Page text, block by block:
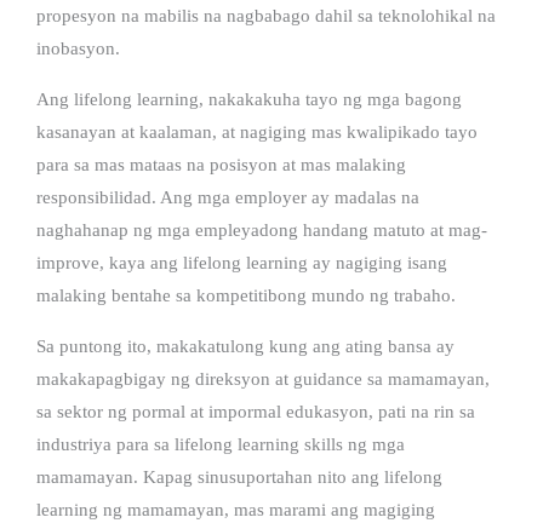
propesyon na mabilis na nagbabago dahil sa teknolohikal na
inobasyon.
Ang lifelong learning, nakakakuha tayo ng mga bagong
kasanayan at kaalaman, at nagiging mas kwalipikado tayo
para sa mas mataas na posisyon at mas malaking
responsibilidad. Ang mga employer ay madalas na
naghahanap ng mga empleyadong handang matuto at mag-
improve, kaya ang lifelong learning ay nagiging isang
malaking bentahe sa kompetitibong mundo ng trabaho.
Sa puntong ito, makakatulong kung ang ating bansa ay
makakapagbigay ng direksyon at guidance sa mamamayan,
sa sektor ng pormal at impormal edukasyon, pati na rin sa
industriya para sa lifelong learning skills ng mga
mamamayan. Kapag sinusuportahan nito ang lifelong
learning ng mamamayan, mas marami ang magiging